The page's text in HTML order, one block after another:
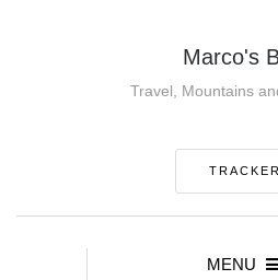
Marco's
Travel, Mountains
TRACKER
MENU